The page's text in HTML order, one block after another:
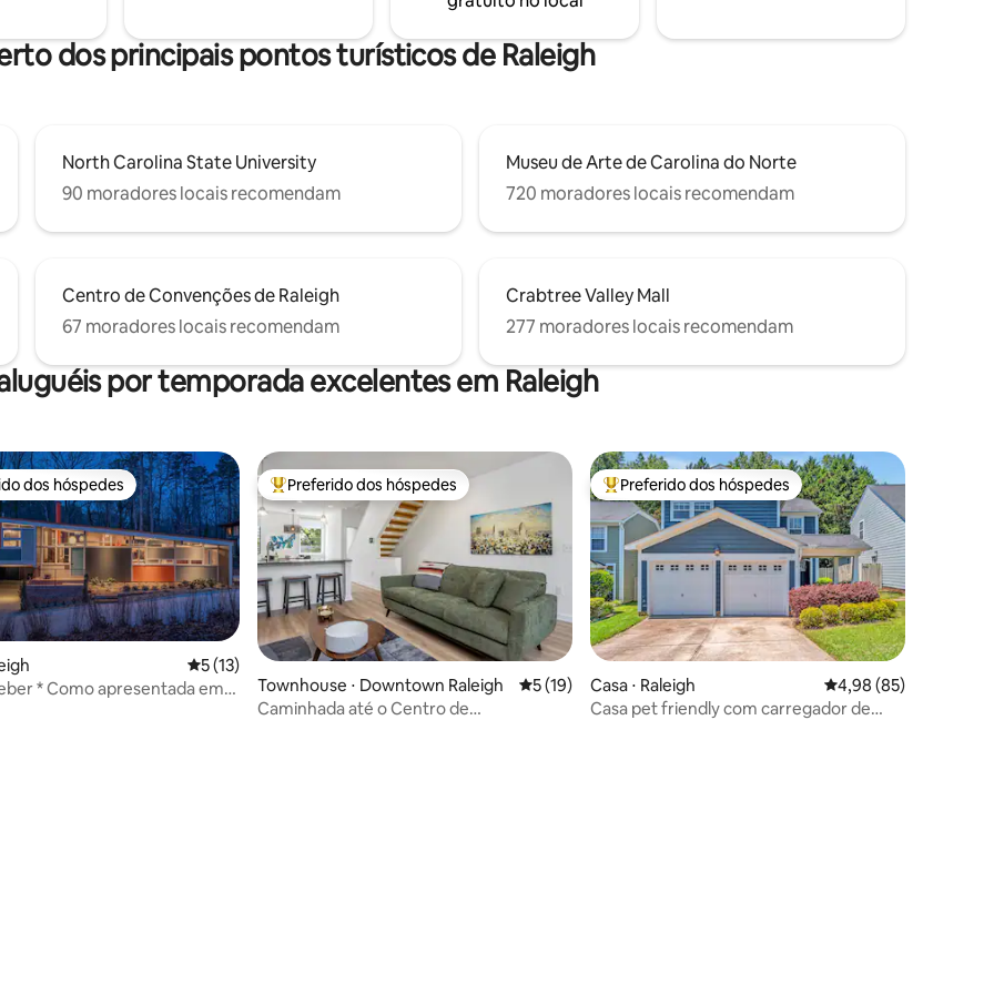
privativa e localização central em Raleigh.
dos principais pontos turísticos de Raleigh
North Carolina State University
90 moradores locais recomendam
Museu de Arte de Carolina do Norte
720 moradores locais recomendam
Centro de Convenções de Raleigh
67 moradores locais recomendam
Crabtree Valley Mall
277 moradores locais recomendam
por temporada excelentes em Raleigh
de 5, 9 avaliações
preferidos dos hóspedes
dos hóspedes
5 de uma avaliação média de 5, 13 avaliações
5 (13)
* Como apresentada em
Entre os melhores preferidos dos hóspedes
Preferido dos hóspedes
Townhouse ⋅ Downtown Raleigh 5 de uma avaliação média de 5, 19 avaliações
5 (19)
Caminhada até o Centro de
Entre os melhores preferidos dos hóspedes
Preferido dos hóspedes
Casa ⋅ Raleigh 4,98 de uma
4,98 (85)
Casa pet friendly com carregador de